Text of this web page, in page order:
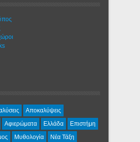
Αποκαλύψεις
Αφιερώματα Ελλάδα
Επιστήμη
Μυθολογία Νέα Τάξη